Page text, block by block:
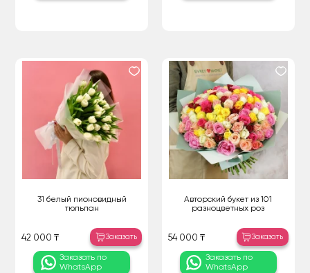
31 белый пионовидный
тюльпан
42 000 ₸ Заказать
Заказать по
WhatsApp
Авторский букет из 101
разноцветных роз
54 000 ₸ Заказать
Заказать по
WhatsApp